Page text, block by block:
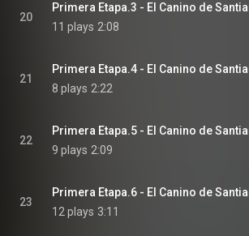
20
Primera Etapa.3 - El Canino de
11 plays 2:08
21
Primera Etapa.4 - El Canino de
8 plays 2:22
22
Primera Etapa.5 - El Canino de
9 plays 2:09
23
Primera Etapa.6 - El Canino de
12 plays 3:11